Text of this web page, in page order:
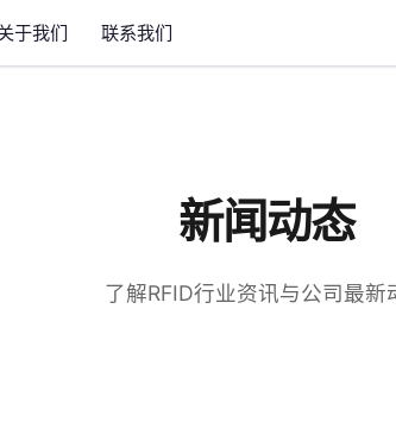
于我们 联系我们
新闻动态
了解RFID行业资讯与公司最新